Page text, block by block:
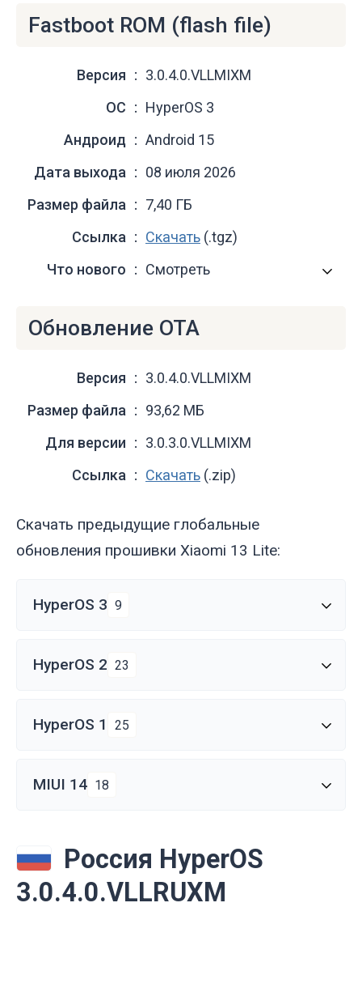
Fastboot ROM (flash file)
Версия
3.0.4.0.VLLMIXM
ОС
HyperOS 3
Андроид
Android 15
Дата выхода
08 июля 2026
Размер файла
7,40 ГБ
Ссылка
Скачать (.tgz)
Что нового
Смотреть
Обновление OTA
Версия
3.0.4.0.VLLMIXM
Размер файла
93,62 МБ
Для версии
3.0.3.0.VLLMIXM
Ссылка
Скачать (.zip)
Скачать предыдущие глобальные
обновления прошивки Xiaomi 13 Lite:
HyperOS 3 9
HyperOS 2 23
HyperOS 1 25
MIUI 14 18
Россия HyperOS
3.0.4.0.VLLRUXM